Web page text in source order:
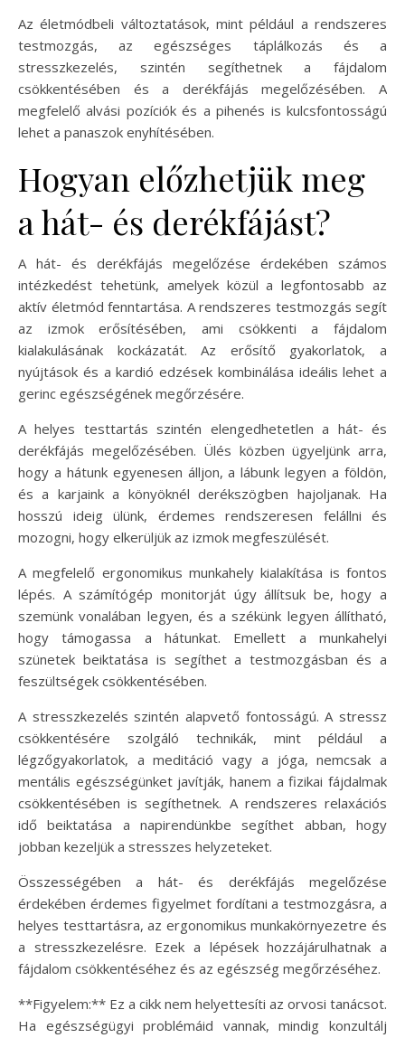
Az életmódbeli változtatások, mint például a rendszeres
testmozgás, az egészséges táplálkozás és a
stresszkezelés, szintén segíthetnek a fájdalom
csökkentésében és a derékfájás megelőzésében. A
megfelelő alvási pozíciók és a pihenés is kulcsfontosságú
lehet a panaszok enyhítésében.
Hogyan előzhetjük meg
a hát- és derékfájást?
A hát- és derékfájás megelőzése érdekében számos
intézkedést tehetünk, amelyek közül a legfontosabb az
aktív életmód fenntartása. A rendszeres testmozgás segít
az izmok erősítésében, ami csökkenti a fájdalom
kialakulásának kockázatát. Az erősítő gyakorlatok, a
nyújtások és a kardió edzések kombinálása ideális lehet a
gerinc egészségének megőrzésére.
A helyes testtartás szintén elengedhetetlen a hát- és
derékfájás megelőzésében. Ülés közben ügyeljünk arra,
hogy a hátunk egyenesen álljon, a lábunk legyen a földön,
és a karjaink a könyöknél derékszögben hajoljanak. Ha
hosszú ideig ülünk, érdemes rendszeresen felállni és
mozogni, hogy elkerüljük az izmok megfeszülését.
A megfelelő ergonomikus munkahely kialakítása is fontos
lépés. A számítógép monitorját úgy állítsuk be, hogy a
szemünk vonalában legyen, és a székünk legyen állítható,
hogy támogassa a hátunkat. Emellett a munkahelyi
szünetek beiktatása is segíthet a testmozgásban és a
feszültségek csökkentésében.
A stresszkezelés szintén alapvető fontosságú. A stressz
csökkentésére szolgáló technikák, mint például a
légzőgyakorlatok, a meditáció vagy a jóga, nemcsak a
mentális egészségünket javítják, hanem a fizikai fájdalmak
csökkentésében is segíthetnek. A rendszeres relaxációs
idő beiktatása a napirendünkbe segíthet abban, hogy
jobban kezeljük a stresszes helyzeteket.
Összességében a hát- és derékfájás megelőzése
érdekében érdemes figyelmet fordítani a testmozgásra, a
helyes testtartásra, az ergonomikus munkakörnyezetre és
a stresszkezelésre. Ezek a lépések hozzájárulhatnak a
fájdalom csökkentéséhez és az egészség megőrzéséhez.
**Figyelem:** Ez a cikk nem helyettesíti az orvosi tanácsot.
Ha egészségügyi problémáid vannak, mindig konzultálj